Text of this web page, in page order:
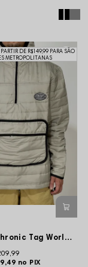
DE R$149,99 PARA SÃO
METROPOLITANAS
Bobojaco Chronic Tag World Bolso Especial - Cinza
no PIX